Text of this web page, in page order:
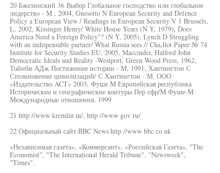
20 Бжезинский 36 Выбор Глобальное господство или глобальное
лидерство - М , 2004, Gnesotto N European Security and Defence
Policy a European View / Readings in European Security V 1 Brussels,
L, 2002, Kissinger Henry/ White House Years (N Y, 1979), Does
America Need a Foreign Policy"? (N Y, 2005), Lynch D Struggling
with an indispensable partner/ What Russia sees // Cha,llot Paper № 74
Institute for Security Studies EU, 2005, Maccinder, Halford John
Democratic Ideals and Reality -Westport, Green Wood Press, 1962,
Тойнби АДж Постижение истории - M, 1991, Хантингтон С
Столкновение цивилизаций/ С Хантингтон - М, ООО
«Издательство ACT» 2003, Фуше M Европейская республика
Исторические и географические контуры Пер сфр/M Фуше-М
Международные отношения, 1999
21 http //www kremlin ш/, http //www gov ru/
22 Официальный сайт BBC News http //www bbc со uk
«Независимая газета», «Коммерсант», «Российская Газета», "The
Economist", "The International Herald Tribune", "Newsweek",
"Times".